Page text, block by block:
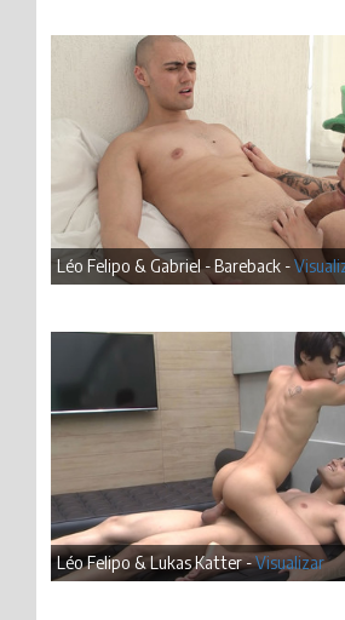
Léo Felipo & Gabriel - Bareback -
Léo Felipo & Lukas Katter -Visualizar